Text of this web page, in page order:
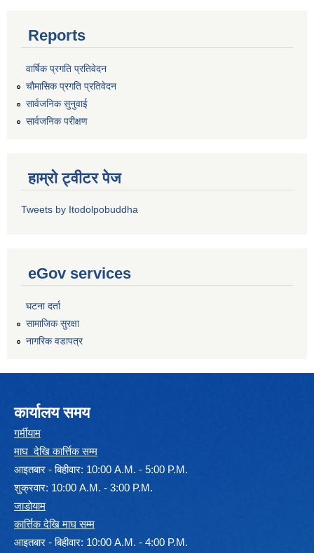
Reports
वार्षिक प्रगति प्रतिवेदन
चौमासिक प्रगति प्रतिवेदन
सार्वजनिक सुनुवाई
सार्वजनिक परीक्षण
हाम्रो ट्वीटर पेज
Tweets by Itodolpobuddha
eGov services
घटना दर्ता
सामाजिक सुरक्षा
नागरिक वडापत्र
कार्यालय समय
गर्मीयाम
माघ देखि कार्त्तिक सम्म
आइतबार - बिहीवार: 10:00 A.M. - 5:00 P.M.
शुक्रवार: 10:00 A.M. - 3:00 P.M.
जाडोयाम
कार्त्तिक देखि माघ सम्म
आइतबार - बिहीवार: 10:00 A.M. - 4:00 P.M.